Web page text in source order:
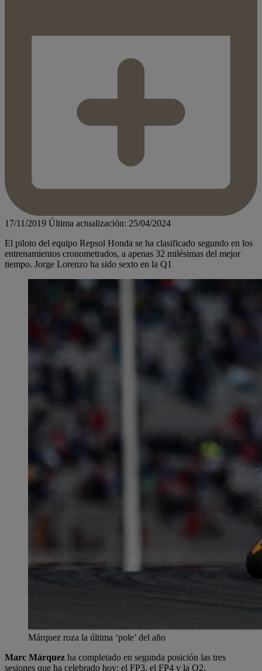
17/11/2019 Última actualización: 25/04/2024
El piloto del equipo Repsol Honda se ha clasificado segundo en los
entrenamientos cronometrados, a apenas 32 milésimas del mejor
tiempo. Jorge Lorenzo ha sido sexto en la Q1
Márquez roza la última ‘pole’ del año
Marc Márquez ha completado en segunda posición las tres
sesiones que ha celebrado hoy: el FP3, el FP4 y la Q2.